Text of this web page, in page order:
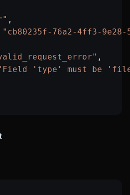
,
"cb80235f-76a2-4ff3-9e28-
,
'type' must be